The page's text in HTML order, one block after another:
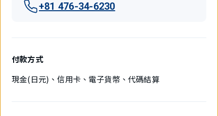
+81 476-34-6230
付款方式
現金(日元)、信用卡、電子貨幣、代碼結算